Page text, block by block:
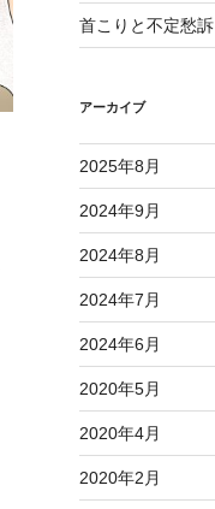
首こりと不定愁訴
アーカイブ
2025年8月
2024年9月
2024年8月
2024年7月
2024年6月
2020年5月
2020年4月
2020年2月